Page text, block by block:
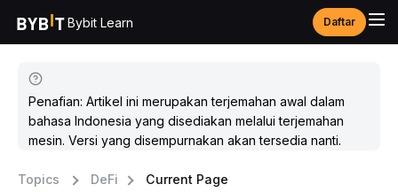
Bybit Learn Daftar
Penafian: Artikel ini merupakan terjemahan awal dalam
bahasa Indonesia yang disediakan melalui terjemahan
mesin. Versi yang disempurnakan akan tersedia nanti.
Topics DeFi Current Page